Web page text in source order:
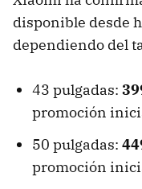
disponible desde
dependiendo del
43 pulgadas:
promoción
50 pulgadas:
promoción